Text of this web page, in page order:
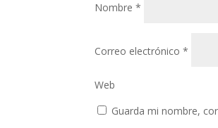
Nombre*
Correo electrónico*
Web
Guarda mi nombre,